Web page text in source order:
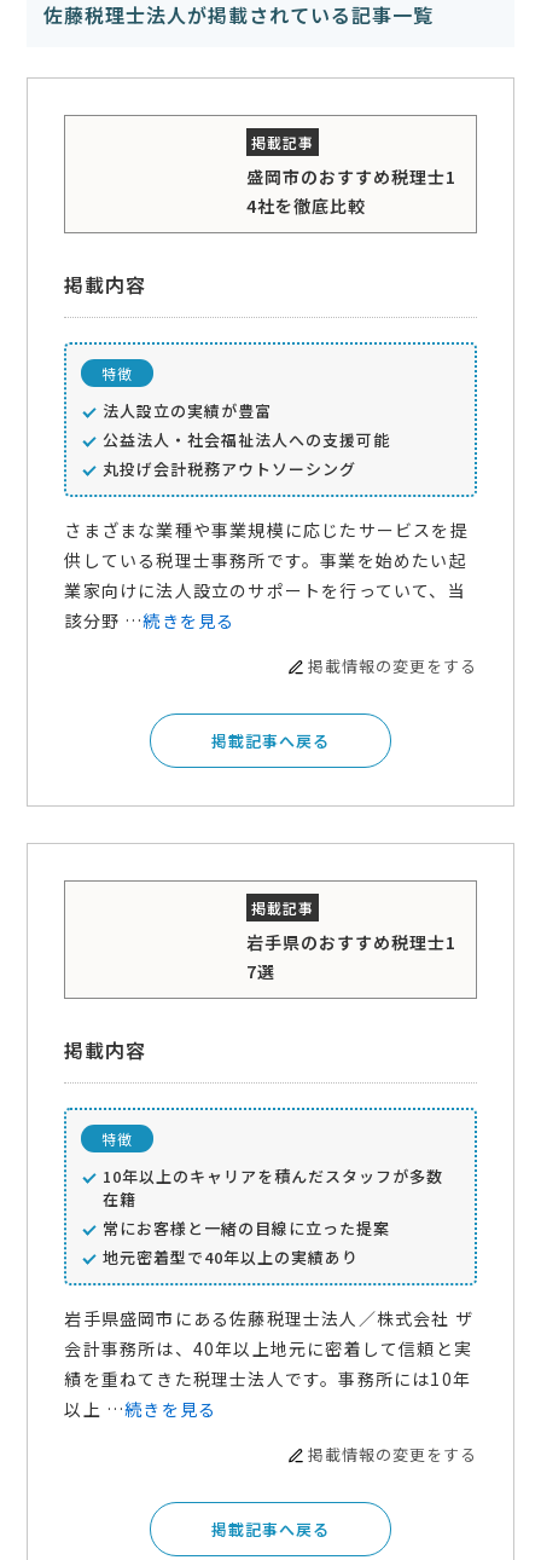
佐藤税理士法人が掲載されている記事一覧
盛岡市のおすすめ税理士1
4社を徹底比較
掲載内容
特徴
法人設立の実績が豊富
公益法人・社会福祉法人への支援可能
丸投げ会計税務アウトソーシング
さまざまな業種や事業規模に応じたサービスを提
供している税理士事務所です。事業を始めたい起
業家向けに法人設立のサポートを行っていて、当
該分野 …続きを見る
掲載情報の変更をする
掲載記事へ戻る
岩手県のおすすめ税理士1
7選
掲載内容
特徴
10年以上のキャリアを積んだスタッフが多数
在籍
常にお客様と一緒の目線に立った提案
地元密着型で40年以上の実績あり
岩手県盛岡市にある佐藤税理士法人／株式会社 ザ
会計事務所は、40年以上地元に密着して信頼と実
績を重ねてきた税理士法人です。事務所には10年
以上 …続きを見る
掲載情報の変更をする
掲載記事へ戻る